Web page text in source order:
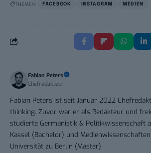
THEMEN: FACEBOOK INSTAGRAM MEDIEN
Fabian Peters
Chefredakteur
Fabian Peters ist seit Januar 2022
thinking. Zuvor war er als Redakteur und
studierte Germanistik & Politikwissenschaft
Kassel (Bachelor) und
Universität zu Berlin (Master).